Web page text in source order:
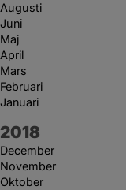
Augusti
Juni
Maj
April
Mars
Februari
Januari
År:
2018
December
November
Oktober